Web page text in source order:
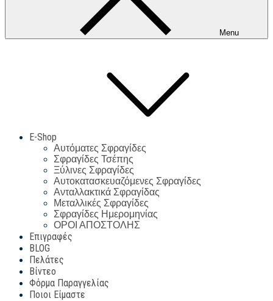
Menu
E-Shop
Αυτόματες Σφραγίδες
Σφραγίδες Τσέπης
Ξύλινες Σφραγίδες
Αυτοκατασκευαζόμενες Σφραγίδες
Ανταλλακτικά Σφραγίδας
Μεταλλικές Σφραγίδες
Σφραγίδες Ημερομηνίας
ΟΡΟΙ ΑΠΟΣΤΟΛΗΣ
Επιγραφές
BLOG
Πελάτες
Βίντεο
Φόρμα Παραγγελίας
Ποιοι Είμαστε